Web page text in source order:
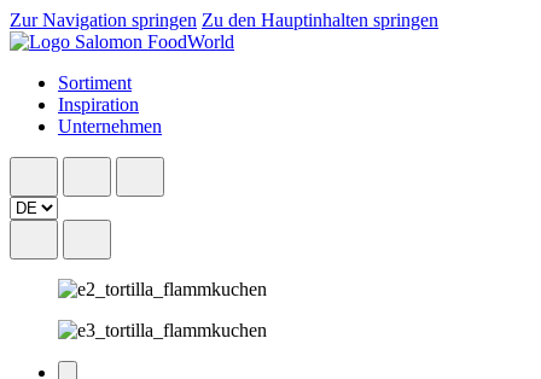
Zur Navigation springen Zu den Hauptinhalten springen
Sortiment
Inspiration
Unternehmen